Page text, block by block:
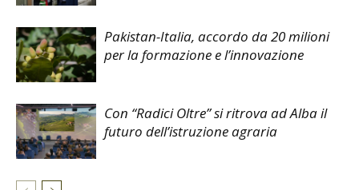
Pakistan-Italia, accordo da 20 milioni
per la formazione e l’innovazione
Con “Radici Oltre” si ritrova ad Alba il
futuro dell’istruzione agraria